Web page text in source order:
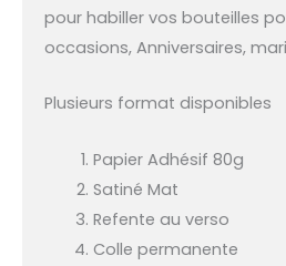
pour habiller vos bouteilles
occasions, Anniversaires,
Plusieurs format disponibles
Papier Adhésif 80g
Satiné Mat
Refente au verso
Colle permanente